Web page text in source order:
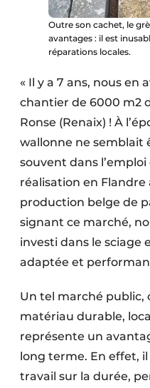
Outre son cachet, le
avantages : il est
réparations locales.
« Il y a 7 ans, nous en
chantier de 6000 m2
Ronse (Renaix) ! À
wallonne ne semblait
souvent dans
réalisation en Flandre
production belge de
signant ce marché,
investi dans le sciage
adaptée et
Un tel marché public,
matériau durable,
représente un
long terme. En effet,
travail sur la durée,